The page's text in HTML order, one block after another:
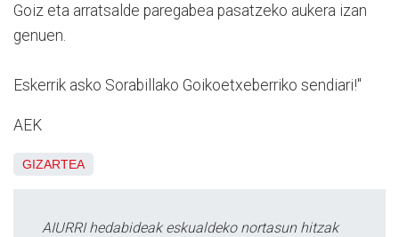
Goiz eta arratsalde paregabea pasatzeko aukera izan
genuen.
Eskerrik asko Sorabillako Goikoetxeberriko sendiari!"
AEK
GIZARTEA
AIURRI hedabideak eskualdeko nortasun hitzak